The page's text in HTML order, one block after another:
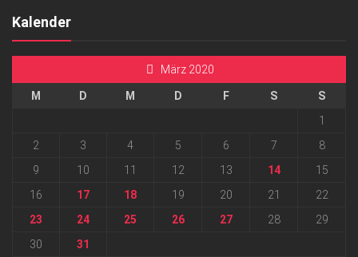
Kalender
März 2020
M D M D F S
S
1
2
3 4 5 6 7
8
9
10 11 12 13 14
15
16
17 18 19 20 21
22
23
24 25 26 27 28
29
30
31